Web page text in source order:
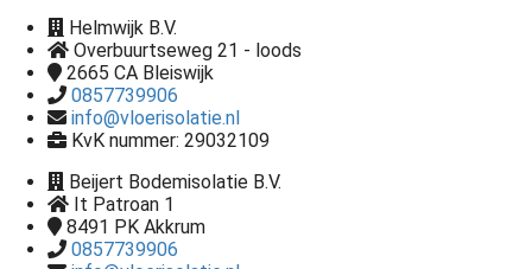
Helmwijk B.V.
Overbuurtseweg 21 - loods
2665 CA Bleiswijk
0857739906
info@vloerisolatie.nl
KvK nummer: 29032109
Beijert Bodemisolatie B.V.
It Patroan 1
8491 PK Akkrum
0857739906